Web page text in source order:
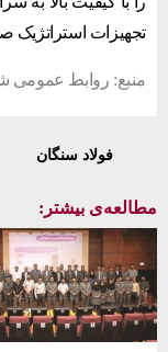
تجهیزات استراتژیک
منبع: روابط عمومی
فولاد سنگان
مطالعه‌ی بیشتر: